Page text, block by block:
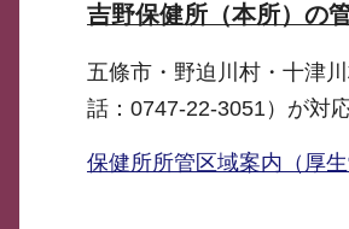
吉野保健所（本所）の
五條市・野迫川村・十津川
話：0747-22-3051）が対
保健所所管区域案内（厚生